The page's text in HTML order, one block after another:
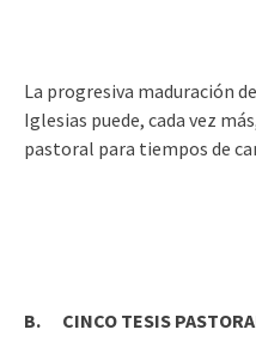
La progresiva maduración
Iglesias puede, cada vez
pastoral para tiempos de
B. CINCO TESIS